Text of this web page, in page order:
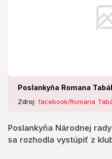
Poslankyňa Romana
Zdroj: facebook/Romana
Poslankyňa Národnej
sa rozhodla vystúpiť z